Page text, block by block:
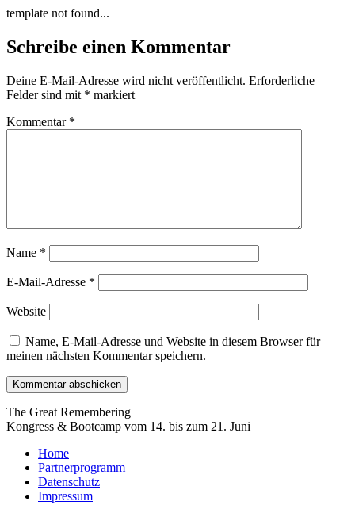
Zum
wechseln
template not found...
Schreibe einen Kommentar
Deine E-Mail-Adresse wird nicht veröffentlicht. Erforderliche
Felder sind mit * markiert
Kommentar *
Name *
E-Mail-Adresse *
Website
Name, E-Mail-Adresse und Website in diesem Browser für
meinen nächsten Kommentar speichern.
The Great Remembering
Kongress & Bootcamp vom 14. bis zum 21. Juni
Home
Partnerprogramm
Datenschutz
Impressum